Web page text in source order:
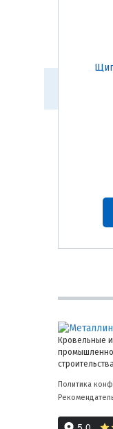
Кровельные
Политика